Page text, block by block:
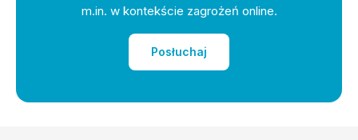
m.in. w kontekście zagrożeń online.
Posłuchaj